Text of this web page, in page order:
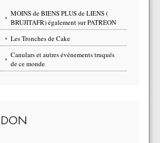
MOINS de BIENS PLUS de LIENS (
BRUJITAFR) également sur PATREON
Les Tronches de Cake
Canulars et autres événements truqués
de ce monde
DON